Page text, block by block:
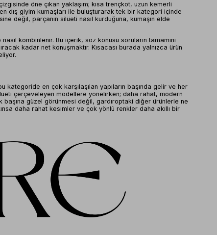
öne çıkan yaklaşım; kısa trençkot, uzun kemerli
dış giyim kumaşları ile buluşturarak tek bir kategori içinde
değil, parçanın silüeti nasıl kurduğuna, kumaşın elde
kombinlenir. Bu içerik, söz konusu soruların tamamını
kadar net konuşmaktır. Kısacası burada yalnızca ürün
kategoride en çok karşılaşılan yapıların başında gelir ve her
çerçeveleyen modellere yönelirken; daha rahat, modern
güzel görünmesi değil, gardıroptaki diğer ürünlerle ne
daha rahat kesimler ve çok yönlü renkler daha akıllı bir
yetmez; dikişlerin nerede konumlandığı, bel hattının nasıl
kendini kanıtlar.
ve şehir stiline uygun klasik yorumlar bir yelpaze
gibi tonlar gardıropta daha çok çalışan, tekrar tekrar
ve tek parçayla daha yüksek etki yaratmak isteyenler için
kuracağı diyaloğa bakmaktır.
renk ve doku seçimi, tarzı belirleyen son dokunuş